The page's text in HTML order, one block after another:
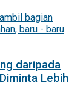
daripada
Lebih